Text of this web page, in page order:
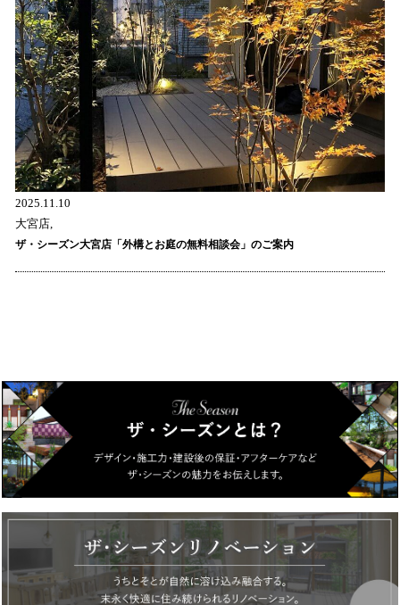
2025.11.10
大宮店,
ザ・シーズン大宮店「外構とお庭の無料相談会」のご案内